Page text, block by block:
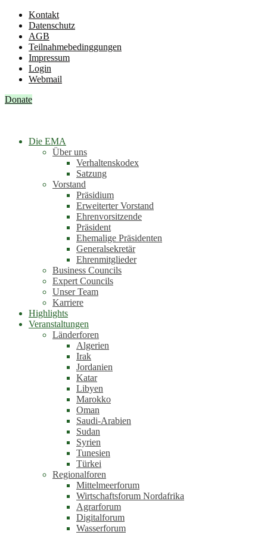
Kontakt
Datenschutz
AGB
Teilnahmebedinggungen
Impressum
Login
Webmail
Donate
Die EMA
Über uns
Verhaltenskodex
Satzung
Vorstand
Präsidium
Erweiterter Vorstand
Ehrenvorsitzende
Präsident
Ehemalige Präsidenten
Generalsekretär
Ehrenmitglieder
Business Councils
Expert Councils
Unser Team
Karriere
Highlights
Veranstaltungen
Länderforen
Algerien
Irak
Jordanien
Katar
Libyen
Marokko
Oman
Saudi-Arabien
Sudan
Syrien
Tunesien
Türkei
Regionalforen
Mittelmeerforum
Wirtschaftsforum Nordafrika
Agrarforum
Digitalforum
Wasserforum